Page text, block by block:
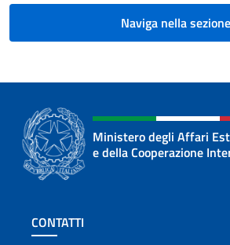
Naviga nella sezione
Ministero degli Affari
e della Cooperazione
Sezione footer
CONTATTI